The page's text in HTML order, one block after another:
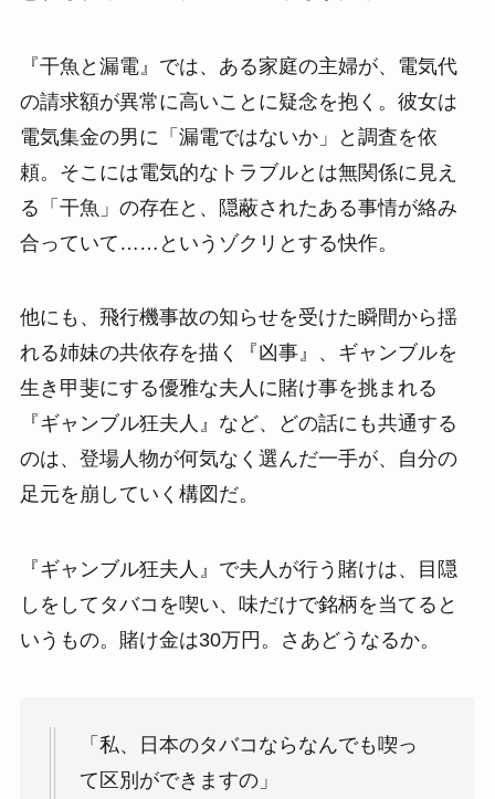
『干魚と漏電』では、ある家庭の主婦が、電気代
の請求額が異常に高いことに疑念を抱く。彼女は
電気集金の男に「漏電ではないか」と調査を依
頼。そこには電気的なトラブルとは無関係に見え
る「干魚」の存在と、隠蔽されたある事情が絡み
合っていて……というゾクリとする快作。
他にも、飛行機事故の知らせを受けた瞬間から揺
れる姉妹の共依存を描く『凶事』、ギャンブルを
生き甲斐にする優雅な夫人に賭け事を挑まれる
『ギャンブル狂夫人』など、どの話にも共通する
のは、登場人物が何気なく選んだ一手が、自分の
足元を崩していく構図だ。
『ギャンブル狂夫人』で夫人が行う賭けは、目隠
しをしてタバコを喫い、味だけで銘柄を当てると
いうもの。賭け金は30万円。さあどうなるか。
「私、日本のタバコならなんでも喫っ
て区別ができますの」